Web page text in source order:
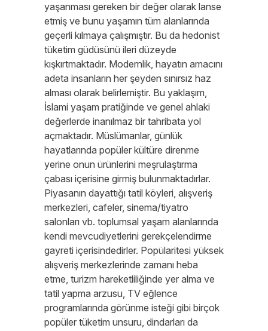
yaşanması gereken bir değer olarak lanse
etmiş ve bunu yaşamın tüm alanlarında
geçerli kılmaya çalışmıştır. Bu da hedonist
tüketim güdüsünü ileri düzeyde
kışkırtmaktadır. Modernlik, hayatın amacını
adeta insanların her şeyden sınırsız haz
alması olarak belirlemiştir. Bu yaklaşım,
İslami yaşam pratiğinde ve genel ahlaki
değerlerde inanılmaz bir tahribata yol
açmaktadır. Müslümanlar, günlük
hayatlarında popüler kültüre direnme
yerine onun ürünlerini meşrulaştırma
çabası içerisine girmiş bulunmaktadırlar.
Piyasanın dayattığı tatil köyleri, alışveriş
merkezleri, cafeler, sinema/tiyatro
salonları vb. toplumsal yaşam alanlarında
kendi mevcudiyetlerini gerekçelendirme
gayreti içerisindedirler. Popülaritesi yüksek
alışveriş merkezlerinde zamanı heba
etme, turizm hareketliliğinde yer alma ve
tatil yapma arzusu, TV eğlence
programlarında görünme isteği gibi birçok
popüler tüketim unsuru, dindarları da